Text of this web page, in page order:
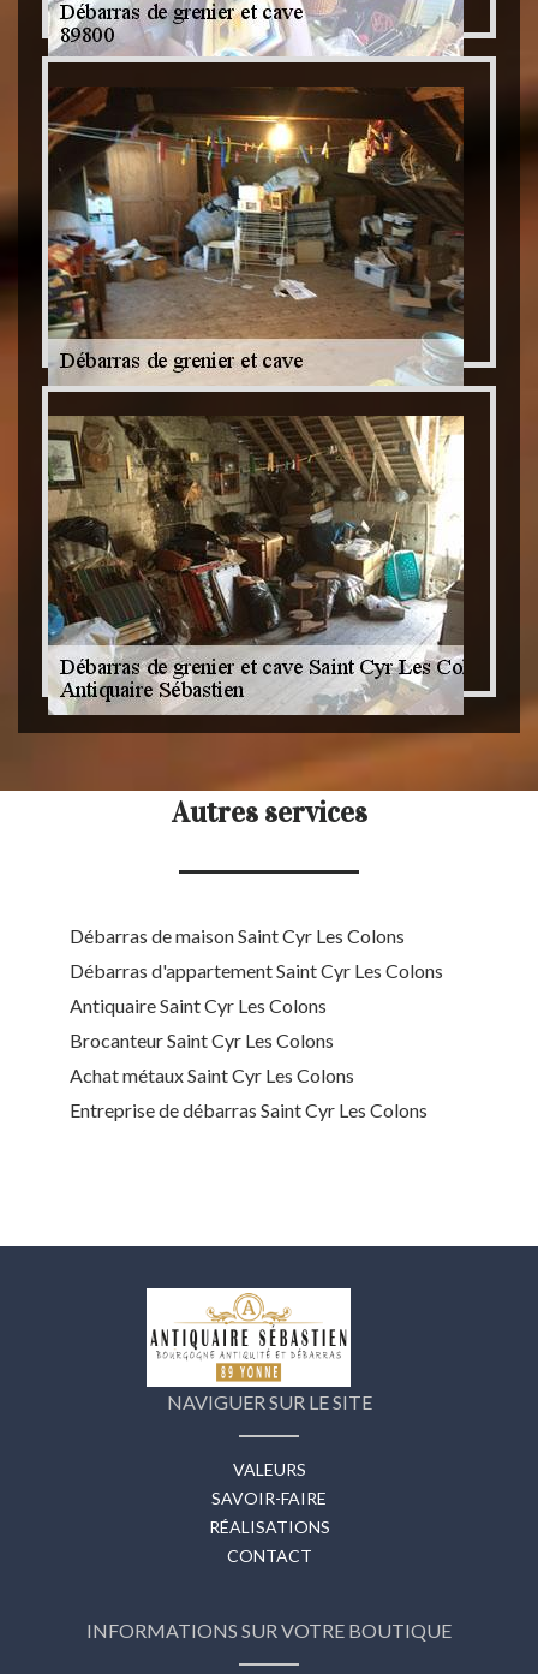
Autres services
Débarras de maison Saint Cyr Les Colons
Débarras d'appartement Saint Cyr Les Colons
Antiquaire Saint Cyr Les Colons
Brocanteur Saint Cyr Les Colons
Achat métaux Saint Cyr Les Colons
Entreprise de débarras Saint Cyr Les Colons
NAVIGUER SUR LE SITE
VALEURS
SAVOIR-FAIRE
RÉALISATIONS
CONTACT
INFORMATIONS SUR VOTRE BOUTIQUE